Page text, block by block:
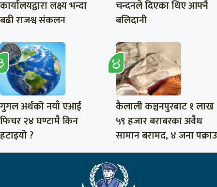
कार्यालयद्वारा लक्ष्य भन्दा
बढी राजश्व संकलन
चन्दनले दिएका थिए आफ्नै
बलिदानी
गुगल अर्थको नयाँ एआई
फिचर २४ घण्टामै किन
हटाइयो ?
कैलाली कञ्चनपुरबाट १ लाख
५९ हजार बराबरका अवैध
सामान बरामद, ४ जना पक्राउ